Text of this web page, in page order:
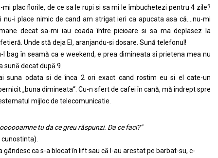
mi plac florile, de ce sa le rupi si sa mi le îmbuchetezi pentru 4 zile?
nu-i place nimic de cand am strigat ieri ca apucata asa că….nu-mi
decat sa-mi iau coada între picioare si sa ma deplasez la
Unde stă deja El, aranjandu-si dosare. Sună telefonul!
l bag în seamă ca e weekend, e prea dimineata si prietena mea nu
sună decat după 9.
suna odata si de înca 2 ori exact cand rostim eu si el cate-un
„buna dimineata“. Cu-n sfert de cafei în cană, mă îndrept spre
mijloc de telecomunicatie.
tu da ce greu răspunzi. Da ce faci?“
cunostinta).
gândesc ca s-a blocat în lift sau că l-au arestat pe barbat-su, c-